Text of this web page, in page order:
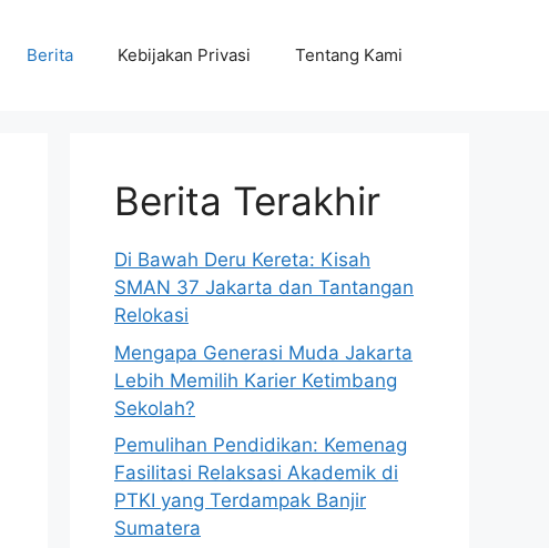
Berita Kebijakan Privasi Tentang Kami
Berita Terakhir
Di Bawah Deru Kereta: Kisah
SMAN 37 Jakarta dan Tantangan
Relokasi
Mengapa Generasi Muda Jakarta
Lebih Memilih Karier Ketimbang
Sekolah?
Pemulihan Pendidikan: Kemenag
Fasilitasi Relaksasi Akademik di
PTKI yang Terdampak Banjir
Sumatera